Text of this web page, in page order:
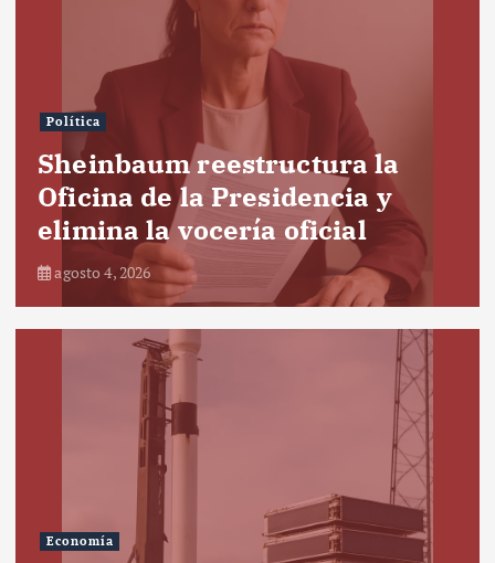
Política
Sheinbaum reestructura la
Oficina de la Presidencia y
elimina la vocería oficial
agosto 4, 2026
Economía